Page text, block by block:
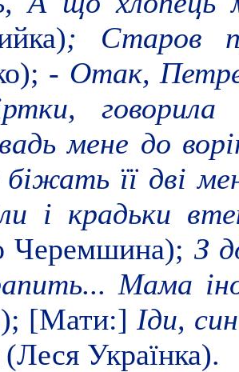
; Старов
- Отак,
говорила
мене до
біжать її дві
і крадьки
Черемшина); З
Мама
[Мати:] Іди,
(Леся Українка).